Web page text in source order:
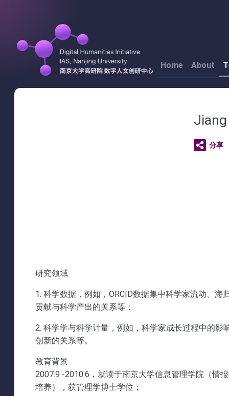
Home About
分享
研究领域
1. 科学数据，例如，ORCID数据集中科学家流动、
贡献与科学产出的关系等；
2. 科学学与科学计量，例如，科学家成长过程中的
创新的关系等。
教育背景
2007.9 -2010.6，就读于南京大学信息管理学院（情
培养），获管理学博士学位；